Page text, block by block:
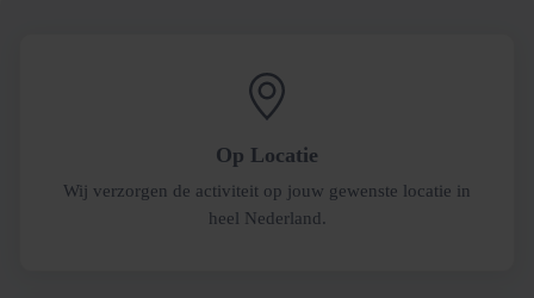
Op Locatie
Wij verzorgen de activiteit op jouw gewenste locatie in
heel Nederland.